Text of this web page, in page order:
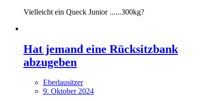
Vielleicht ein Queck Junior ......300kg?
Hat jemand eine Rücksitzbank
abzugeben
Eberlausitzer
9. Oktober 2024